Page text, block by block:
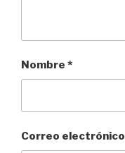
Nombre *
Correo electrónico